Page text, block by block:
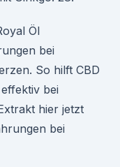
Öl
bei
So hilft CBD
bei
hier jetzt
bei